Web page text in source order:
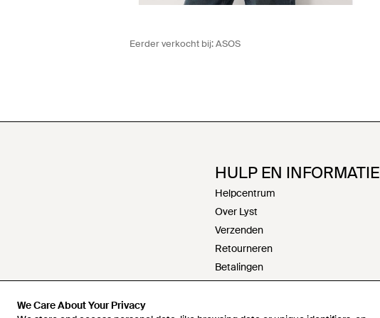
We Care About Your Privacy
Eerder verkocht bij:ASOS
HULP EN INFORMATIE
Helpcentrum
Over Lyst
Verzenden
Retourneren
Betalingen
Retourneren